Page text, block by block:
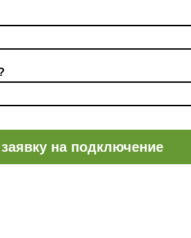
на подключение